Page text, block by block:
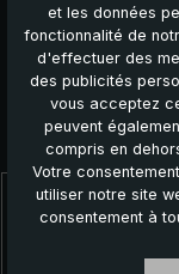
Ignorer la galerie
Autres produits
et les données
fonctionnalité de
d'effectuer des
des publicités
vous acceptez
peuvent
compris en
Votre
utiliser notre site
consentement à